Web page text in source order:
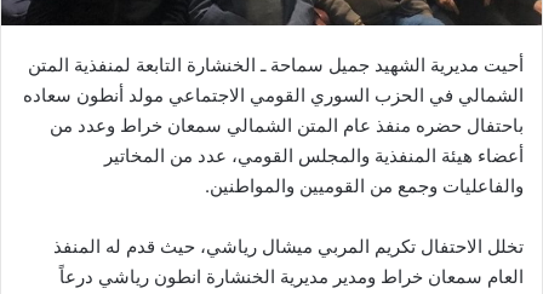
أحيت مديرية الشهيد جميل سماحة ـ الخنشارة التابعة لمنفذية المتن
الشمالي في الحزب السوري القومي الاجتماعي مولد أنطون سعاده
باحتفال حضره منفذ عام المتن الشمالي سمعان خراط وعدد من
أعضاء هيئة المنفذية والمجلس القومي، عدد من المخاتير
والفاعليات وجمع من القوميين والمواطنين.
تخلل الاحتفال تكريم المربي ميشال رياشي، حيث قدم له المنفذ
العام سمعان خراط ومدير مديرية الخنشارة انطون رياشي درعاً